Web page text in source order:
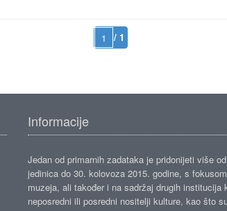
/ 1
Informacije
Jedan od primarnih zadataka je pridonijeti više
jedinica do 30. kolovoza 2015. godine, s
muzeja, ali također i na sadržaj drugih institucija
neposredni ili posredni nositelji kulture, kao što